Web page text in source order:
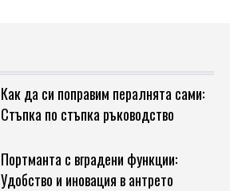
Как да си поправим пералнята сами:
Стъпка по стъпка ръководство
Портманта с вградени функции:
Удобство и иновация в антрето